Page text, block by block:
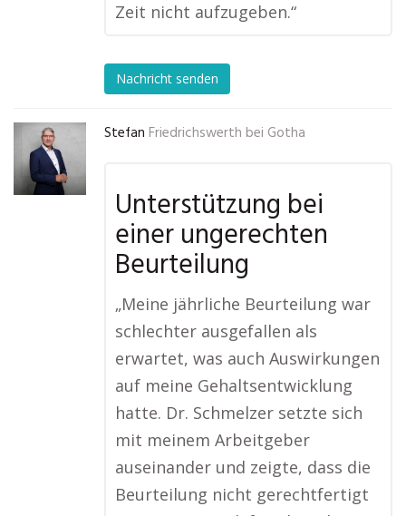
Zeit nicht aufzugeben.“
Nachricht senden
Stefan Friedrichswerth bei Gotha
Unterstützung bei
einer ungerechten
Beurteilung
„Meine jährliche Beurteilung war
schlechter ausgefallen als
erwartet, was auch Auswirkungen
auf meine Gehaltsentwicklung
hatte. Dr. Schmelzer setzte sich
mit meinem Arbeitgeber
auseinander und zeigte, dass die
Beurteilung nicht gerechtfertigt